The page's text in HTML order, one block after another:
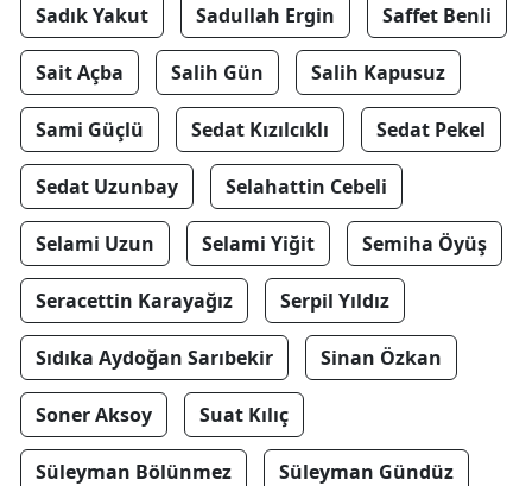
Sadık Yakut Sadullah Ergin Saffet Benli
Sait Açba Salih Gün Salih Kapusuz
Sami Güçlü Sedat Kızılcıklı Sedat Pekel
Sedat Uzunbay Selahattin Cebeli
Selami Uzun Selami Yiğit Semiha Öyüş
Seracettin Karayağız Serpil Yıldız
Sıdıka Aydoğan Sarıbekir Sinan Özkan
Soner Aksoy Suat Kılıç
Süleyman Bölünmez Süleyman Gündüz